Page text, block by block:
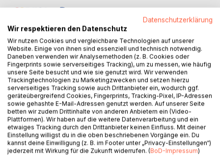
BESCHREIBUNG
Begegnungen werden reicher und erfüllter, Konflikte
verringern sich oder werden vermieden, wenn wir in der
Kommunikation uns mit einem klaren Kopf und einem
offenen Herz begegnen.
"Emotionale Kompetenz" beschreibt dazu einfach und
prägnant Wesentliches, das sich in der Praxis bewährt hat
und wissenschaftlich fundiert ist.
Datenschutzerklärung
Wir respektieren den Datenschutz
Wir nutzen Cookies und vergleichbare Technologien auf unserer
Website. Einige von ihnen sind essenziell und technisch notwendig.
Daneben verwenden wir Analysemethoden (z. B. Cookies oder
Fingerprints sowie serverseitiges Tracking), um zu messen, wie häufig
unsere Seite besucht und wie sie genutzt wird. Wir verwenden
Trackingtechnologien zu Marketingzwecken und setzen hierzu
serverseitiges Tracking sowie auch Drittanbieter ein, wodurch ggf.
geräteübergreifend Cookies, Fingerprints, Tracking-Pixel, IP-Adressen
sowie gehashte E-Mail-Adressen genutzt werden. Auf unserer Seite
betten wir zudem Drittinhalte von anderen Anbietern ein (Video-
Plattformen). Wir haben auf die weitere Datenverarbeitung und ein
etwaiges Tracking durch den Drittanbieter keinen Einfluss. Mit deiner
Einstellung willigst du in die oben beschriebenen Vorgänge ein. Du
kannst deine Einwilligung (z. B. im Footer unter „Privacy-Einstellungen“)
jederzeit mit Wirkung für die Zukunft widerrufen. (BoD-Impressum)